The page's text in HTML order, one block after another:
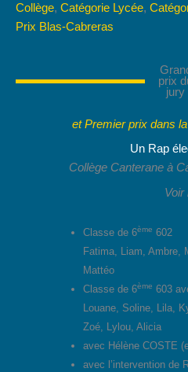
Collège, Catégorie Lycée,
Prix Blas-Cabreras
prix
jury
et Premier prix dans
Un Rap
Collège Canterane à
Voir
Classe de 6ème 602
Fatima, Liam, Ambre,
Mattéo
Classe de 6ème 603
Louane, Soline, Lila,
Zoé, Lylou, Alicia
avec Hélène COSTE
avec l’intervention de